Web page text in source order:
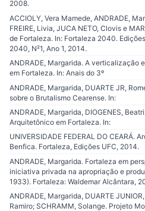
2008.
ACCIOLY, Vera Mamede, ANDRADE,
FREIRE, Livia, JUCA NETO, Clovis e
de Fortaleza. In: Fortaleza 2040.
2040, N²1, Ano 1, 2014.
ANDRADE, Margarida. A verticalização
em Fortaleza. In: Anais do 3º
ANDRADE, Margarida, DUARTE JR,
sobre o Brutalismo Cearense. In:
ANDRADE, Margarida, DIOGENES,
Arquitetônico em Fortaleza. In:
UNIVERSIDADE FEDERAL DO CEARÁ.
Benfica. Fortaleza, Edições UFC, 2014.
ANDRADE, Margarida. Fortaleza em
iniciativa privada na apropriação e
1933). Fortaleza: Waldemar Alcântara,
ANDRADE, Margarida, DUARTE
Ramiro; SCHRAMM, Solange. Projeto